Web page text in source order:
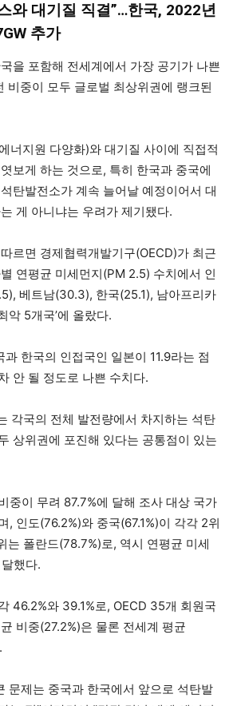
와 대기질 직결”…한국, 2022년
추가
을 포함해 전세계에서 가장 공기가 나쁜
비중이 모두 글로벌 최상위권에 랭크된
너지원 다양화)와 대기질 사이에 직접적
보게 하는 것으로, 특히 한국과 중국에
탄발전소가 계속 늘어날 예정이어서 대
게 아니냐는 우려가 제기됐다.
르면 경제협력개발기구(OECD)가 최근
연평균 미세먼지(PM 2.5) 수치에서 인
베트남(30.3), 한국(25.1), 남아프리카
악 5개국’에 올랐다.
한국의 인접국인 일본이 11.9라는 점
안 될 정도로 나쁜 수치다.
각국의 전체 발전량에서 차지하는 석탄
상위권에 포진해 있다는 공통점이 있는
중이 무려 87.7%에 달해 조사 대상 국가
, 인도(76.2%)와 중국(67.1%)이 각각 2위
는 폴란드(78.7%)로, 역시 연평균 미세
했다.
46.2%와 39.1%로, OECD 35개 회원국
비중(27.2%)은 물론 전세계 평균
문제는 중국과 한국에서 앞으로 석탄발